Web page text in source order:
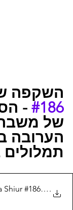
השקפה
#186
-
של משבר
הערובה
Weekly
.